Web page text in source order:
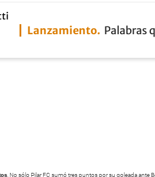
Lanzamiento Palabras
. No sólo Pilar FC sumó tres puntos por su goleada